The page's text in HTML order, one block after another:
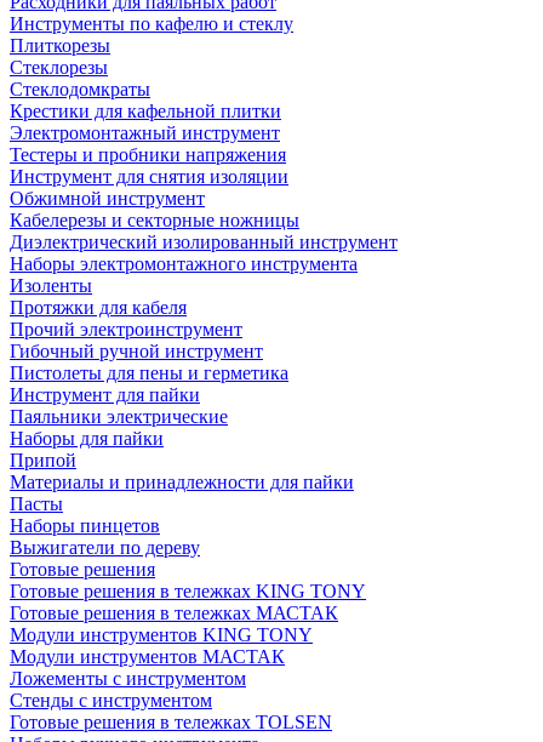
Инструменты по кафелю и стеклу
Плиткорезы
Стеклорезы
Стеклодомкраты
Крестики для кафельной плитки
Электромонтажный инструмент
Тестеры и пробники напряжения
Инструмент для снятия изоляции
Обжимной инструмент
Кабелерезы и секторные ножницы
Диэлектрический изолированный инструмент
Наборы электромонтажного инструмента
Изоленты
Протяжки для кабеля
Прочий электроинструмент
Гибочный ручной инструмент
Пистолеты для пены и герметика
Инструмент для пайки
Паяльники электрические
Наборы для пайки
Припой
Материалы и принадлежности для пайки
Пасты
Наборы пинцетов
Выжигатели по дереву
Готовые решения
Готовые решения в тележках KING TONY
Готовые решения в тележках МАСТАК
Модули инструментов KING TONY
Модули инструментов МАСТАК
Ложементы с инструментом
Стенды с инструментом
Готовые решения в тележках TOLSEN